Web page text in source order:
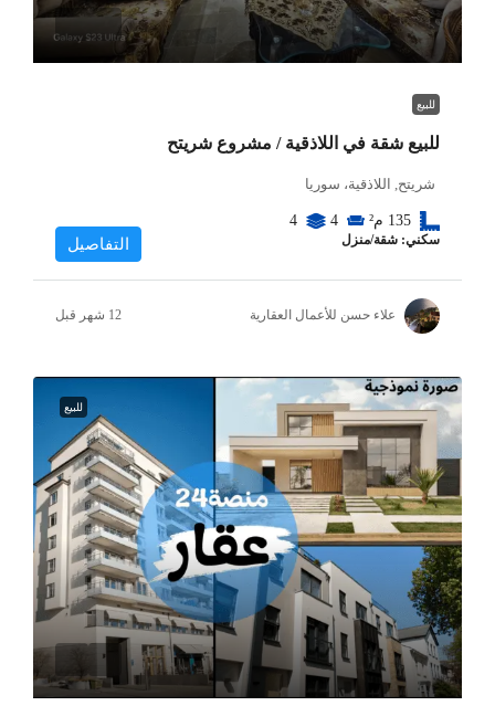
للبيع
للبيع شقة في اللاذقية / مشروع شريتح
شريتح, اللاذقية، سوريا
135 م² 4
4
سكني: شقة/منزل التفاصيل
علاء حسن للأعمال العقارية
للبيع